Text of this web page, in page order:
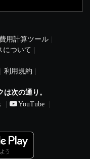
費用計算ツール
について
利用規約
次の通り。
YouTube